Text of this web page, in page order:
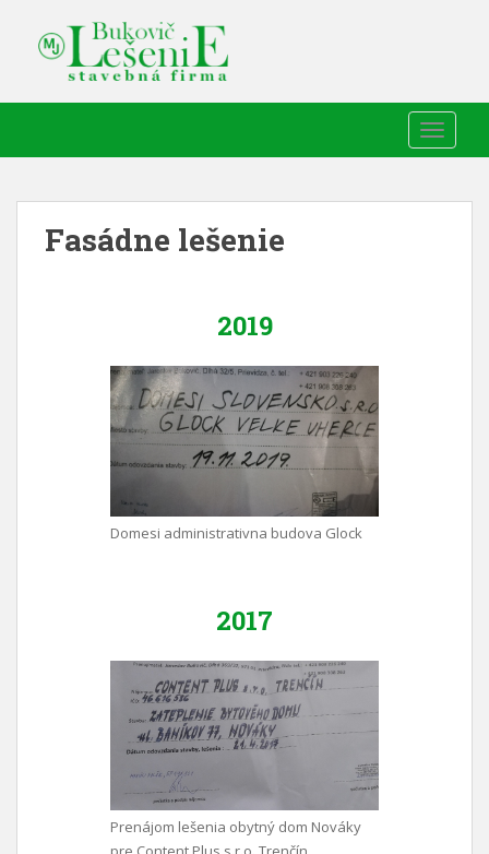
Fasádne lešenie
2019
Domesi administrativna budova Glock
2017
Prenájom lešenia obytný dom Nováky